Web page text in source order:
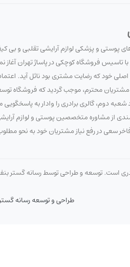
پوستی و پزشکی لوازم آرایشی تقلبی و بی
سلامت مصرف کنندگان لوازم آرایشی و بهداشتی، فعالیت خود را در تاریخ 1373/7/20 با
که رضایت مشتری بود نائل آید. اعتماد
مشتریان محترم، موجب گردید که فروشگاه
دوم، گالری برادری را وادار به
مندی از مشاوره متخصصین پوستی و لوازم
سعی در رفع نیاز مشتریان خود به نحو
است. توسعه و طراحی توسط رسانه گستر
طراحی و توسعه رسانه